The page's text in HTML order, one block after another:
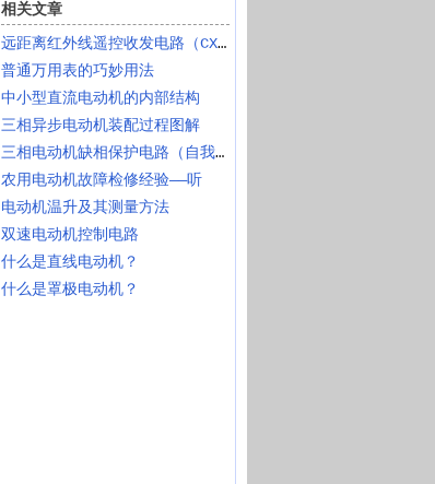
相关文章
远距离红外线遥控收发电路（CX20106）
普通万用表的巧妙用法
中小型直流电动机的内部结构
三相异步电动机装配过程图解
三相电动机缺相保护电路（自我保护）
农用电动机故障检修经验——听
电动机温升及其测量方法
双速电动机控制电路
什么是直线电动机？
什么是罩极电动机？